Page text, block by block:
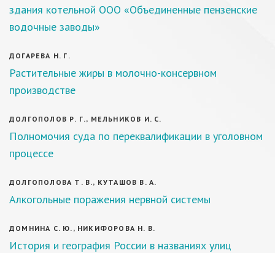
здания котельной ООО «Объединенные пензенские
водочные заводы»
ДОГАРЕВА Н. Г.
Растительные жиры в молочно-консервном
производстве
ДОЛГОПОЛОВ Р. Г., МЕЛЬНИКОВ И. С.
Полномочия суда по переквалификации в уголовном
процессе
ДОЛГОПОЛОВА Т. В., КУТАШОВ В. А.
Алкогольные поражения нервной системы
ДОМНИНА С. Ю., НИКИФОРОВА Н. В.
История и география России в названиях улиц